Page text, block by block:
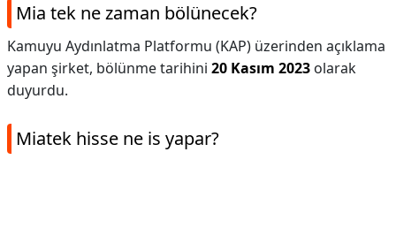
Mia tek ne zaman bölünecek?
Kamuyu Aydınlatma Platformu (KAP) üzerinden açıklama
yapan şirket, bölünme tarihini 20 Kasım 2023 olarak
duyurdu.
Miatek hisse ne is yapar?